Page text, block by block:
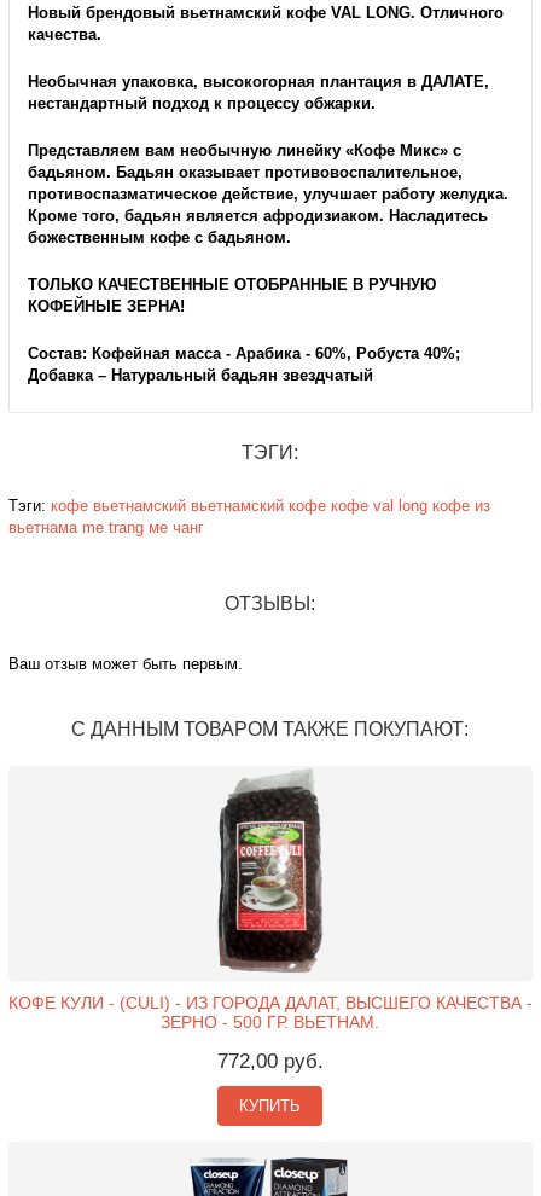
Новый брендовый вьетнамский кофе VAL LONG. Отличного
качества.
Необычная упаковка, высокогорная плантация в ДАЛАТЕ,
нестандартный подход к процессу обжарки.
Представляем вам необычную линейку «Кофе Микс» с
бадьяном. Бадьян оказывает противовоспалительное,
противоспазматическое действие, улучшает работу желудка.
Кроме того, бадьян является афродизиаком. Насладитесь
божественным кофе с бадьяном.
ТОЛЬКО КАЧЕСТВЕННЫЕ ОТОБРАННЫЕ В РУЧНУЮ
КОФЕЙНЫЕ ЗЕРНА!
Состав: Кофейная масса - Арабика - 60%, Робуста 40%;
Добавка – Натуральный бадьян звездчатый
ТЭГИ:
Тэги: кофе вьетнамский вьетнамский кофе кофе val long кофе из
вьетнама me trang ме чанг
ОТЗЫВЫ:
Ваш отзыв может быть первым.
С ДАННЫМ ТОВАРОМ ТАКЖЕ ПОКУПАЮТ:
КОФЕ КУЛИ - (CULI) - ИЗ ГОРОДА ДАЛАТ, ВЫСШЕГО КАЧЕСТВА -
ЗЕРНО - 500 ГР. ВЬЕТНАМ.
772,00 руб.
КУПИТЬ